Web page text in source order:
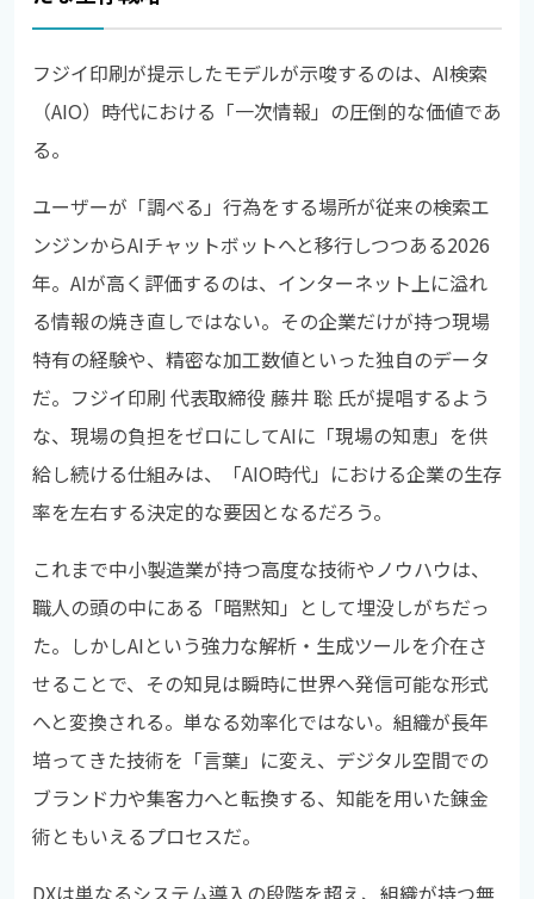
フジイ印刷が提示したモデルが示唆するのは、AI検索
（AIO）時代における「一次情報」の圧倒的な価値であ
る。
ユーザーが「調べる」行為をする場所が従来の検索エ
ンジンからAIチャットボットへと移行しつつある2026
年。AIが高く評価するのは、インターネット上に溢れ
る情報の焼き直しではない。その企業だけが持つ現場
特有の経験や、精密な加工数値といった独自のデータ
だ。フジイ印刷 代表取締役 藤井 聡 氏が提唱するよう
な、現場の負担をゼロにしてAIに「現場の知恵」を供
給し続ける仕組みは、「AIO時代」における企業の生存
率を左右する決定的な要因となるだろう。
これまで中小製造業が持つ高度な技術やノウハウは、
職人の頭の中にある「暗黙知」として埋没しがちだっ
た。しかしAIという強力な解析・生成ツールを介在さ
せることで、その知見は瞬時に世界へ発信可能な形式
へと変換される。単なる効率化ではない。組織が長年
培ってきた技術を「言葉」に変え、デジタル空間での
ブランド力や集客力へと転換する、知能を用いた錬金
術ともいえるプロセスだ。
DXは単なるシステム導入の段階を超え、組織が持つ無